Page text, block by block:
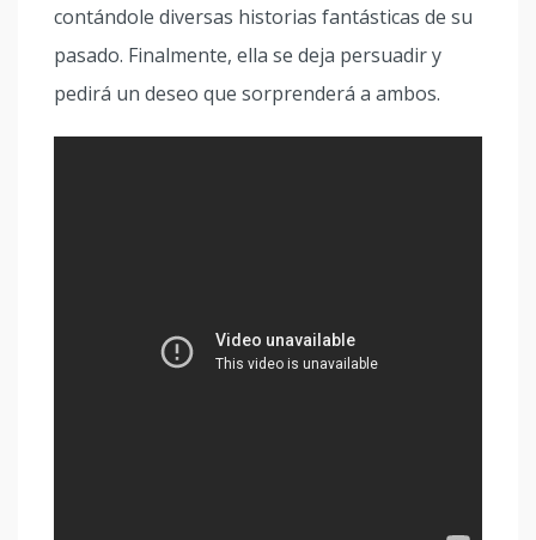
contándole diversas historias fantásticas de su
pasado. Finalmente, ella se deja persuadir y
pedirá un deseo que sorprenderá a ambos.